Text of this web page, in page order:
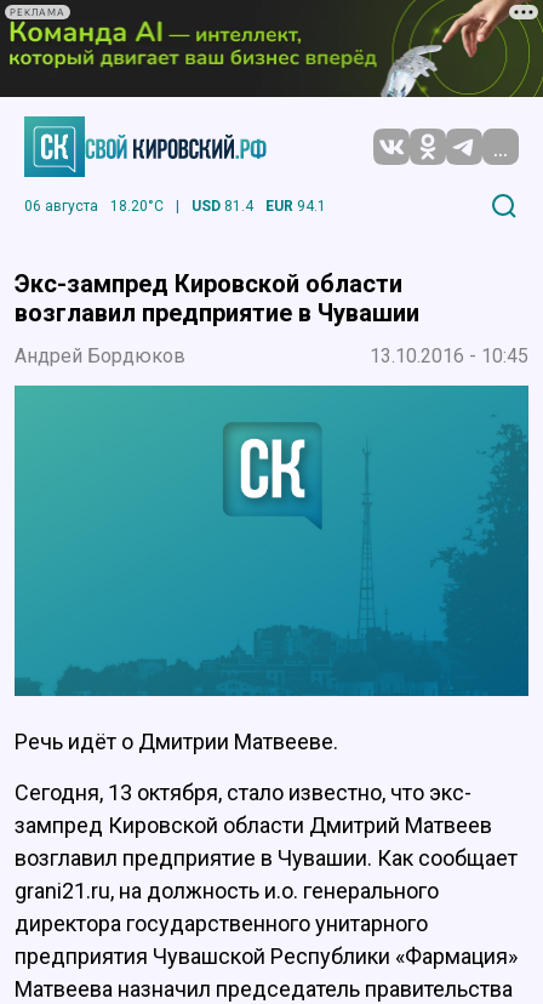
РЕКЛАМА
...
06 августа 18.20°C | USD 81.4 EUR 94.1
Экс-зампред Кировской области
возглавил предприятие в Чувашии
Андрей Бордюков 13.10.2016 - 10:45
Речь идёт о Дмитрии Матвееве.
Сегодня, 13 октября, стало известно, что экс-
зампред Кировской области Дмитрий Матвеев
возглавил предприятие в Чувашии. Как сообщает
grani21.ru, на должность и.о. генерального
директора государственного унитарного
предприятия Чувашской Республики «Фармация»
Матвеева назначил председатель правительства